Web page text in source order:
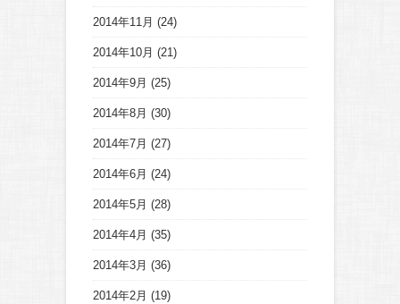
2014年11月 (24)
2014年10月 (21)
2014年9月 (25)
2014年8月 (30)
2014年7月 (27)
2014年6月 (24)
2014年5月 (28)
2014年4月 (35)
2014年3月 (36)
2014年2月 (19)